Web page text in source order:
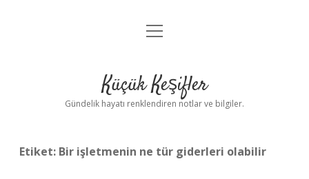
Anasayfa
Yasal Uyarı
menüyü
Küçük Keşifler
Gündelik hayatı renklendiren notlar ve bilgiler.
Etiket: Bir işletmenin ne tür giderleri olabilir